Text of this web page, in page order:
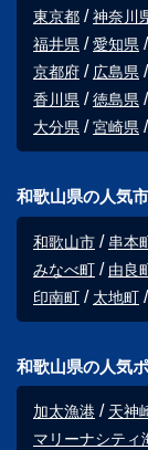
東京都
神奈川
福井県
愛知県
京都府
広島県
香川県
徳島県
大分県
宮崎県
和歌山県の人気
和歌山市 串本
みなべ町
由良
印南町
太地町
和歌山県の人気
加太漁港 天神
マリーナシティ